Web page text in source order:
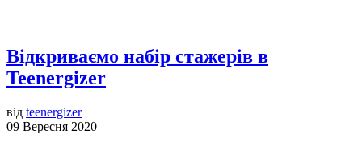
Відкриваємо набір стажерів в
Teenergizer
від teenergizer
09 Вересня 2020